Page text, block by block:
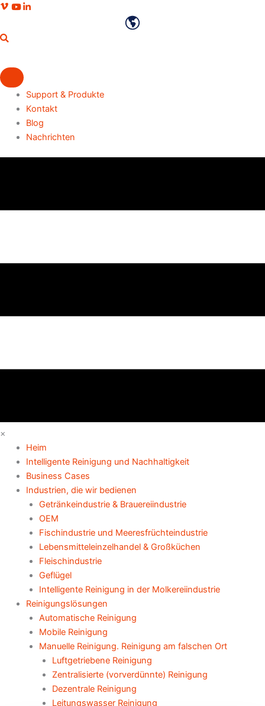
Zum
springen
Vimeo-Profil
Youtube-Kanal
LinkedIn-Profil
Deutsch
Support & Produkte
Kontakt
Blog
Nachrichten
×
Heim
Intelligente Reinigung und Nachhaltigkeit
Business Cases
Industrien, die wir bedienen
Getränkeindustrie & Brauereiindustrie
OEM
Fischindustrie und Meeresfrüchteindustrie
Lebensmitteleinzelhandel & Großküchen
Fleischindustrie
Geflügel
Intelligente Reinigung in der Molkereiindustrie
Reinigungslösungen
Automatische Reinigung
Mobile Reinigung
Manuelle Reinigung. Reinigung am falschen Ort
Luftgetriebene Reinigung
Zentralisierte (vorverdünnte) Reinigung
Dezentrale Reinigung
Leitungswasser Reinigung